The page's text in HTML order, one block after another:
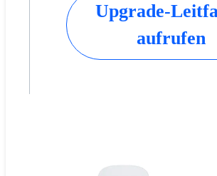
Upgrade-
aufrufen